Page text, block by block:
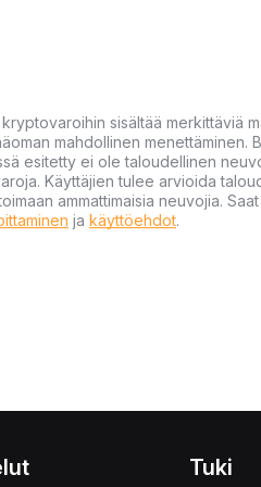
sisältää merkittäviä
mahdollinen menettäminen.
esitetty ei ole taloudellinen
Käyttäjien tulee arvioida
ammattimaisia neuvojia.
ja käyttöehdot.
Tuki